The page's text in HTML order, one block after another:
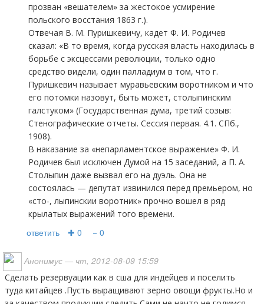
прозван «вешателем» за жестокое усмирение
польского восстания 1863 г.).
Отвечая В. М. Пуришкевичу, кадет Ф. И. Родичев
сказал: «В то время, когда русская власть находилась в
борьбе с эксцессами революции, только одно
средство видели, один палладиум в том, что г.
Пуришкевич называет муравьевским воротником и что
его потомки назовут, быть может, столыпинским
галстуком» (Государственная дума, третий созыв:
Стенографические отчеты. Сессия первая. 4.1. СПб.,
1908).
В наказание за «непарламентское выражение» Ф. И.
Родичев был исключен Думой на 15 заседаний, а П. А.
Столыпин даже вызвал его на дуэль. Она не
состоялась — депутат извинился перед премьером, но
«сто-, лыпинскии воротник» прочно вошел в ряд
крылатых выражений того времени.
ответить ✚ 0 − 0
Анонимус — чт, 2012-08-09 15:59
сделать резервуации как в сша для индейцев и поселить
туда китайцев .Пусть выращивают зерно овощи фрукты.Но и